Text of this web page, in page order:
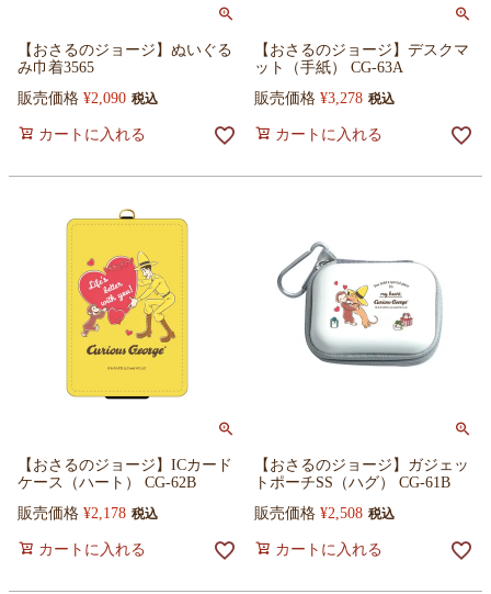
【おさるのジョージ】ぬいぐる
み巾着3565
販売価格 ¥2,090 税込
カートに入れる
【おさるのジョージ】デスクマ
ット（手紙） CG-63A
販売価格 ¥3,278 税込
カートに入れる
【おさるのジョージ】ICカード
ケース（ハート） CG-62B
販売価格 ¥2,178 税込
カートに入れる
【おさるのジョージ】ガジェッ
トポーチSS（ハグ） CG-61B
販売価格 ¥2,508 税込
カートに入れる